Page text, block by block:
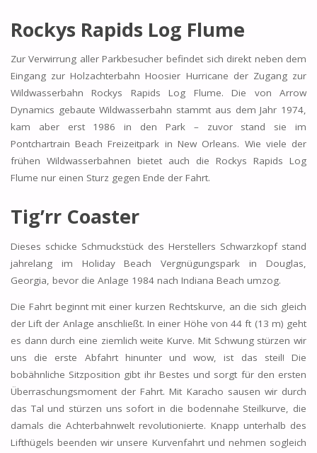
Rockys Rapids Log Flume
Zur Verwirrung aller Parkbesucher befindet sich direkt neben dem
Eingang zur Holzachterbahn Hoosier Hurricane der Zugang zur
Wildwasserbahn Rockys Rapids Log Flume. Die von Arrow
Dynamics gebaute Wildwasserbahn stammt aus dem Jahr 1974,
kam aber erst 1986 in den Park – zuvor stand sie im
Pontchartrain Beach Freizeitpark in New Orleans. Wie viele der
frühen Wildwasserbahnen bietet auch die Rockys Rapids Log
Flume nur einen Sturz gegen Ende der Fahrt.
Tig’rr Coaster
Dieses schicke Schmuckstück des Herstellers Schwarzkopf stand
jahrelang im Holiday Beach Vergnügungspark in Douglas,
Georgia, bevor die Anlage 1984 nach Indiana Beach umzog.
Die Fahrt beginnt mit einer kurzen Rechtskurve, an die sich gleich
der Lift der Anlage anschließt. In einer Höhe von 44 ft (13 m) geht
es dann durch eine ziemlich weite Kurve. Mit Schwung stürzen wir
uns die erste Abfahrt hinunter und wow, ist das steil! Die
bobähnliche Sitzposition gibt ihr Bestes und sorgt für den ersten
Überraschungsmoment der Fahrt. Mit Karacho sausen wir durch
das Tal und stürzen uns sofort in die bodennahe Steilkurve, die
damals die Achterbahnwelt revolutionierte. Knapp unterhalb des
Lifthügels beenden wir unsere Kurvenfahrt und nehmen sogleich